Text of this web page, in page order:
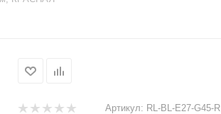
Артикул: RL-BL-E27-G45-R